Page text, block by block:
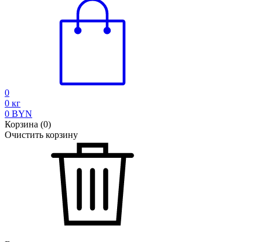
0
0 кг
0 BYN
Корзина (0)
Очистить корзину